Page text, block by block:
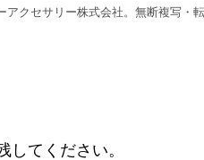
アクセサリー株式会社。無断複写・
してください。